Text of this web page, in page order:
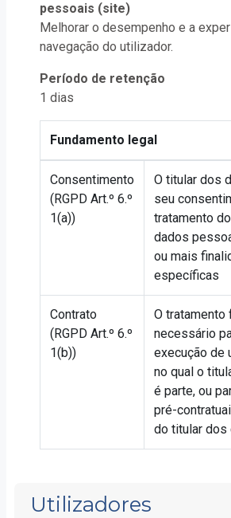
pessoais (site)
Melhorar o desempenho e a
navegação do utilizador.
Período de retenção
1 dias
Fundamento legal
Consentimento
(RGPD Art.º 6.º
1(a))
O titular dos
seu
tratamento
dados
ou mais
específicas
Contrato
(RGPD Art.º 6.º
1(b))
O tratamento
necessário
execução de
no qual o
é parte, ou
pré-
do titular dos
Utilizadores